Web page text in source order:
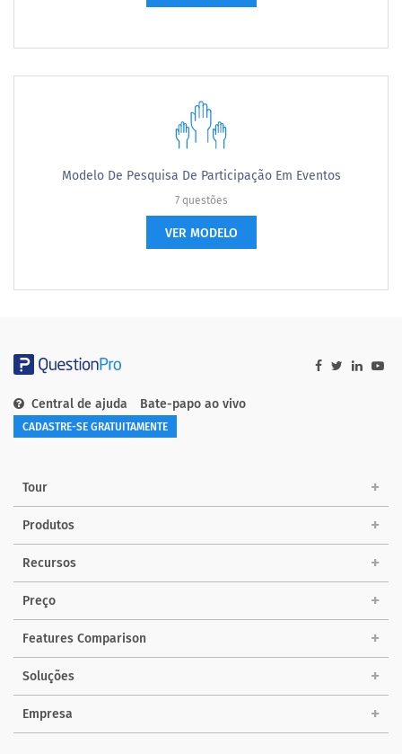
Modelo De Pesquisa De Participação Em Eventos
7 questões
VER MODELO
Central de ajuda Bate-papo ao vivo
CADASTRE-SE GRATUITAMENTE
Tour
Produtos
Recursos
Preço
Features Comparison
Soluções
Empresa